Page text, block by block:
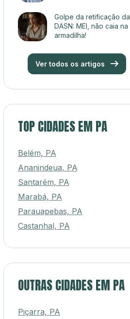
Golpe da retificação da
DASN: MEI, não caia na
armadilha!
Ver todos os artigos
TOP CIDADES EM PA
Belém, PA
Ananindeua, PA
Santarém, PA
Marabá, PA
Parauapebas, PA
Castanhal, PA
OUTRAS CIDADES EM PA
Piçarra, PA